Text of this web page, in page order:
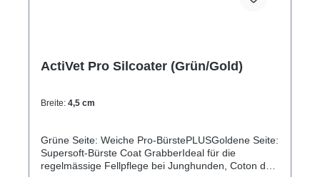
ActiVet Pro Silcoater (Grün/Gold)
Breite: 4,5 cm
Grüne Seite: Weiche Pro-BürstePLUSGoldene Seite:
Supersoft-Bürste Coat GrabberIdeal für die
regelmässige Fellpflege bei Junghunden, Coton de